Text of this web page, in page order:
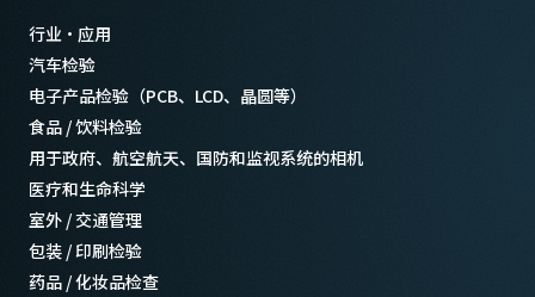
行业·应用
汽车检验
电子产品检验（PCB、LCD、晶圆等）
食品 / 饮料检验
用于政府、航空航天、国防和监视系统的相机
医疗和生命科学
室外 / 交通管理
包装 / 印刷检验
药品 / 化妆品检查